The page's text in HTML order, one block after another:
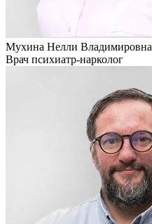
Мухина Нелли Владимировна
Врач психиатр-нарколог